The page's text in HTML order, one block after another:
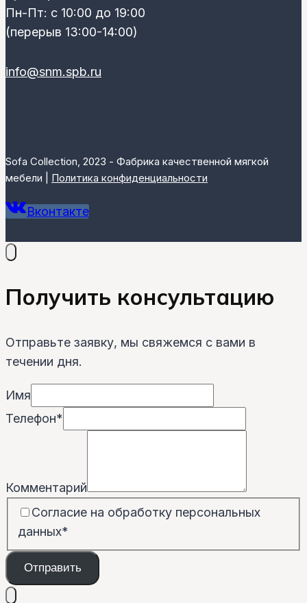
Пн-Пт: с 10:00 до 19:00
(перерыв 13:00-14:00)
info@snm.spb.ru
Sofa Collection, 2023 - Фабрика качественной мягкой
мебели | Политика конфиденциальности
Вконтакте
Получить консультацию
Отправьте заявку, мы свяжемся с вами в
течении дня.
Имя
Телефон*
Комментарий
Согласие на обработку персональных
данных*
Отправить